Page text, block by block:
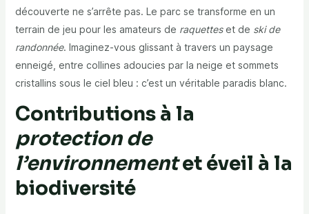
découverte ne s’arrête pas. Le parc se transforme en un
terrain de jeu pour les amateurs de raquetteset de ski de
randonnée. Imaginez-vous glissant à travers un paysage
enneigé, entre collines adoucies par la neige et sommets
cristallins sous le ciel bleu : c’est un véritable paradis blanc.
Contributions à la
protection de
l’environnementet éveil à la
biodiversité